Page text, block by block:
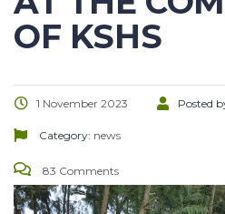
OF KSHS
1 November 2023 Posted
Category: news
83 Comments